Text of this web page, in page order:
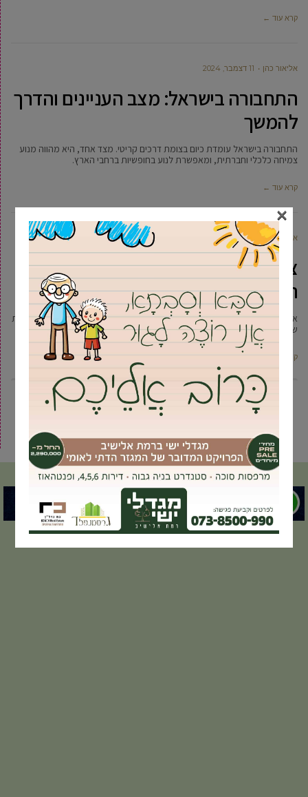
קרא עוד ←
‫אליאור כהן 11 דצמבר, 2024
התחבורה בישראל: מצב העניינים והדרך
להמשך
התחבורה בישראל עומדת כיום בצומת דרכים קריטי. מצד אחד, היא מהווה מנוע
צמיחה כלכלי וחברתית, ומאפשרת לנוע בחופשיות ברחבי הארץ.
קרא עוד ←
‫אליאור כהן 26 נובמבר, 2024
צביעה בקרמיקה: איך להתחיל את
המסע היצירתי שלך
אם אתם חולמים לבטא את עצמכם באופן קצת אחר, או אולי לתת דרור ליצירתיות
שלכם, סטודיו CLAY PLAY בהוד השרון
קרא עוד ←
1
2
4
5
6
7
×